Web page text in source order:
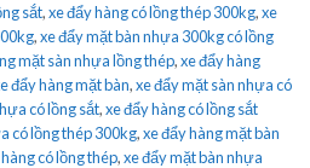
sắt,xe đẩy hàng có lồng thép 300kg,xe
,xe đẩy mặt bàn nhựa 300kg có lồng
mặt sàn nhựa lồng thép,xe đẩy hàng
đẩy hàng mặt bàn,xe đẩy mặt sàn nhựa có
có lồng sắt,xe đẩy hàng có lồng sắt
có lồng thép 300kg,xe đẩy hàng mặt bàn
có lồng thép,xe đẩy mặt bàn nhựa